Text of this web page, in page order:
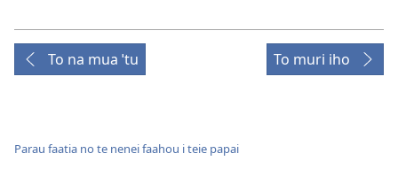
To na mua ˈtu To muri iho
Parau faatia no te nenei faahou i teie papai